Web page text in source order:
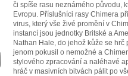
či spíše rasu neznámého původu,
Evropu. Příslušníci rasy Chimera
virus, který vše živé promění v
instancí jsou jednotky Britské a
Nathan Hale, do jehož kůže se
jenom pokusil o nemožné a
stylového zpracování a naléhavé
hráč v masivních bitvách pálit po